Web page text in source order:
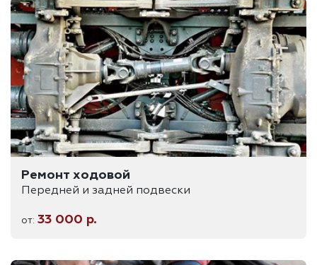
Ремонт ходовой
Передней и задней подвески
от: 33 000 р.